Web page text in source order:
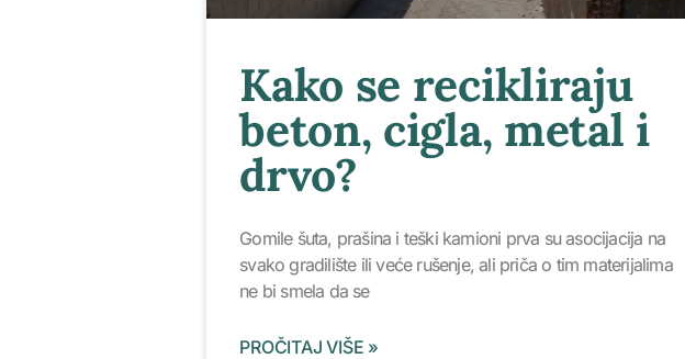
Kako se recikliraju
beton, cigla, metal i
drvo?
Gomile šuta, prašina i teški kamioni prva su asocijacija na
svako gradilište ili veće rušenje, ali priča o tim materijalima
ne bi smela da se
PROČITAJ VIŠE »